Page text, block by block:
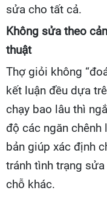
sửa cho tất cả.
Không sửa theo
thuật
Thợ giỏi không
kết luận đều dựa
chạy bao lâu thì
độ các ngăn chênh
bản giúp xác định
tránh tình trạng
chỗ khác.